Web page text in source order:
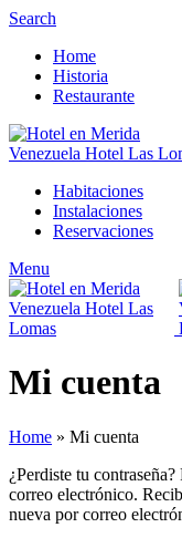
Search
Home
Historia
Restaurante
Habitaciones
Instalaciones
Reservaciones
Menu
Mi cuenta
Home » Mi cuenta
¿Perdiste tu
correo electrónico.
nueva por correo